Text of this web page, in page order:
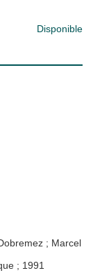
Disponible
; Marcel
; 1991